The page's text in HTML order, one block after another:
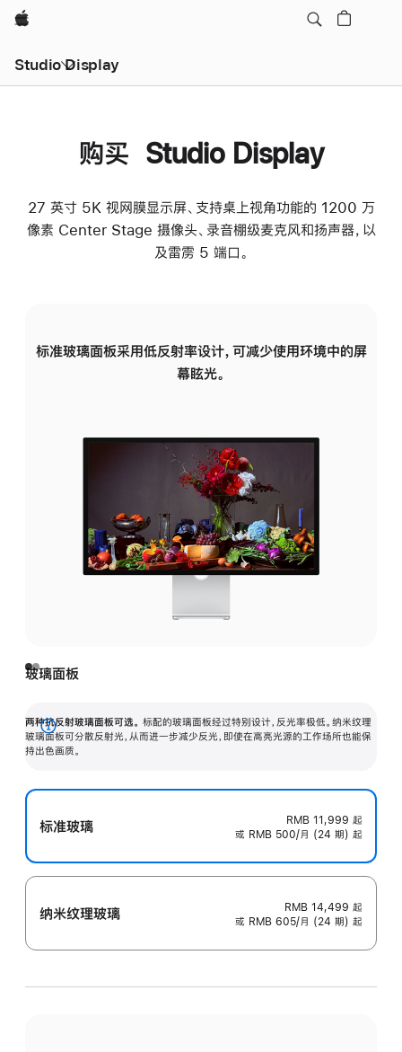
Apple
Studio Display
购买 Studio Display
27 英寸 5K 视网膜显示屏、支持桌上视角功能的 1200 万
像素 Center Stage 摄像头、录音棚级麦克风和扬声器，以
及雷雳 5 端口。
标准玻璃面板采用低反射率设计，可减少使用环境中的屏
幕眩光。
玻璃面板
两种抗反射玻璃面板可选。 标配的玻璃面板经过特别设计，反光率极低。纳米纹理
玻璃面板可分散反射光，从而进一步减少反光，即使在高亮光源的工作场所也能保
持出色画质。
展
开
标准玻璃 RMB 11,999 起
或 RMB 500/月 (24 期) 起
纳米纹理玻璃 RMB 14,499 起
或 RMB 605/月 (24 期) 起